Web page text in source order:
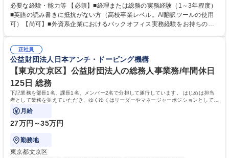
バックオフィス業務からスタートし組織を支える専任担当として広く活躍
できる環境です。 ■日常経理、月次および年次決算サポート業務 ■本国
（グローバル）との英文メール対応（AI翻訳ツール等を使用しての対応で
業務をお任せします。残業も基本的には発生せず、ご自身のペースで業務
を進めやすく定着率の高い環境です。 募集職種 東京【経理・総務】週1日
出社程度のリモート中心/残業基本無/独立系ファーム
必要な経験・能力等 【必須】■経理または総務の実務経験（1～3年程度）
■英語の読み書きに抵抗がない方（高校卒業レベル。AI翻訳ツールの使用
可）【尚可】■外資系企業におけるバックオフィス実務経験をお持ちの方
【働き方について】現在は週4日程度の在宅勤務を実施しており、ワーク
ライフバランスを重視する方に最適な環境です（フルリモートも面接で相
談可）。【求める人物像】幅広いバックオフィス業務に柔軟に対応でき、
社内外と円滑にコミュニケーションを取りながら業務を推進できる方 学
歴・資格 学歴：大学院 大学 高専 短大 専修学校 高校 語学力： 資格：
正社員
公益財団法人日本アンチ・ドーピング機構
【東京/文京区】公益財団法人の総務人事業務/年間休日
125日 総務
下記業務を部長1名、課長1名、メンバー2名で分担して遂行しています。 はじめは担当
者として業務を覚えていただき、ゆくゆくはリーダーやマネージャーポジションとして活
躍いただくことを期待しています。
月給
27万円～35万円
勤務地
東京都文京区